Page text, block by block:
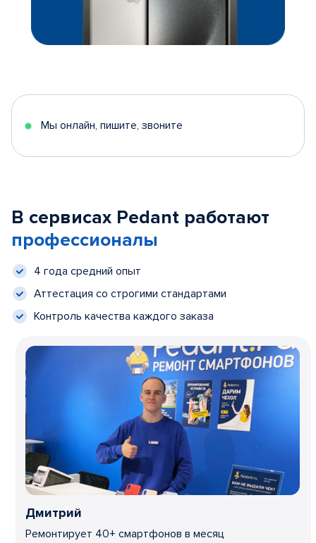
Мы онлайн, пишите, звоните
В сервисах Pedant работают
профессионалы
4 года средний опыт
Аттестация со строгими стандартами
Контроль качества каждого заказа
Дмитрий
Ремонтирует 40+ смартфонов в месяц